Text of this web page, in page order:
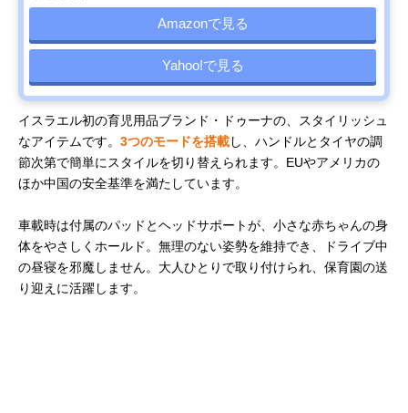
Amazonで見る
Yahoo!で見る
イスラエル初の育児用品ブランド・ドゥーナの、スタイリッシュ
なアイテムです。 3つのモードを搭載し、ハンドルとタイヤの調
節次第で簡単にスタイルを切り替えられます。EUやアメリカの
ほか中国の安全基準を満たしています。
車載時は付属のパッドとヘッドサポートが、小さな赤ちゃんの身
体をやさしくホールド。無理のない姿勢を維持でき、ドライブ中
の昼寝を邪魔しません。大人ひとりで取り付けられ、保育園の送
り迎えに活躍します。